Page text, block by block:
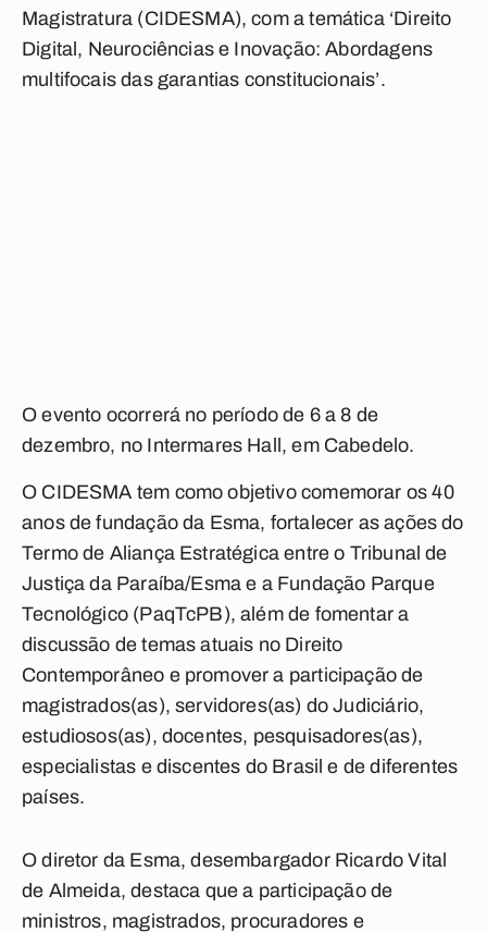
Magistratura (CIDESMA), com a temática ‘Direito
Digital, Neurociências e Inovação: Abordagens
multifocais das garantias constitucionais’.
O evento ocorrerá no período de 6 a 8 de
dezembro, no Intermares Hall, em Cabedelo.
O CIDESMA tem como objetivo comemorar os 40
anos de fundação da Esma, fortalecer as ações do
Termo de Aliança Estratégica entre o Tribunal de
Justiça da Paraíba/Esma e a Fundação Parque
Tecnológico (PaqTcPB), além de fomentar a
discussão de temas atuais no Direito
Contemporâneo e promover a participação de
magistrados(as), servidores(as) do Judiciário,
estudiosos(as), docentes, pesquisadores(as),
especialistas e discentes do Brasil e de diferentes
países.
O diretor da Esma, desembargador Ricardo Vital
de Almeida, destaca que a participação de
ministros, magistrados, procuradores e